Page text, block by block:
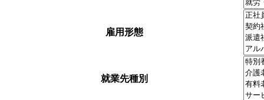
雇用形態
就業先種別